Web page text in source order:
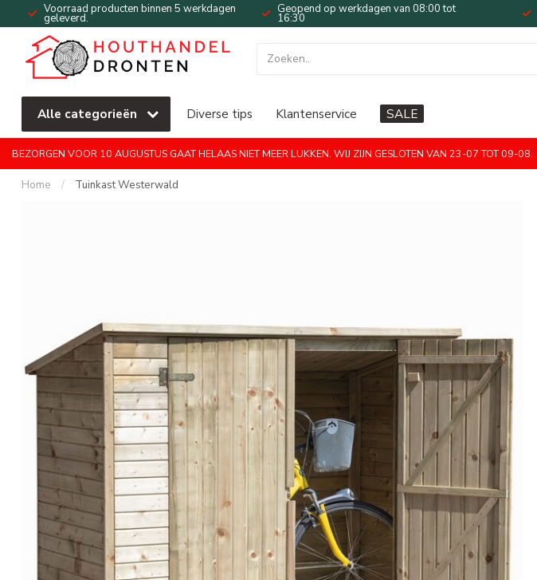
Voorraad producten binnen 5 werkdagen
geleverd.
Geopend op werkdagen van 08:00 tot
16:30
Alle categorieën Diverse tips Klantenservice SALE
BEZORGEN VOOR 10 AUGUSTUS GAAT HELAAS NIET MEER LUKKEN. WIJ ZIJN GESLOTEN VAN 23-07 TOT 09-08.
Home / Tuinkast Westerwald